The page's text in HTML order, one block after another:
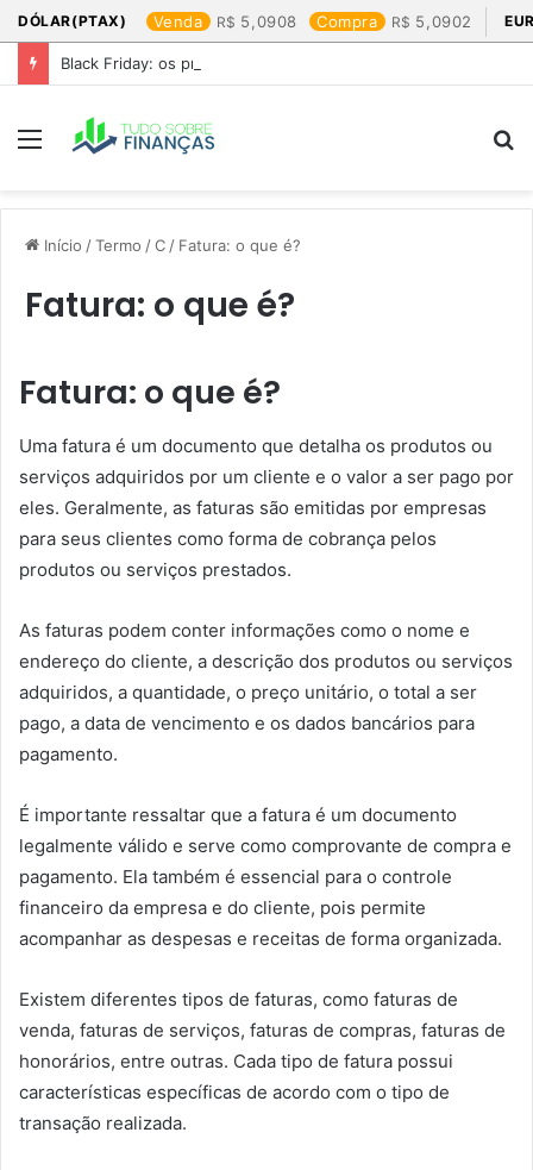
DÓLAR(PTAX) Venda 5,0908 Compra 5,0902
Black Friday: os produtos que mais valem a pena
Menu
Início /Termo /C / Fatura: o que é?
Fatura: o que é?
Fatura: o que é?
Uma fatura é um documento que detalha os produtos ou
serviços adquiridos por um cliente e o valor a ser pago por
eles. Geralmente, as faturas são emitidas por empresas
para seus clientes como forma de cobrança pelos
produtos ou serviços prestados.
As faturas podem conter informações como o nome e
endereço do cliente, a descrição dos produtos ou serviços
adquiridos, a quantidade, o preço unitário, o total a ser
pago, a data de vencimento e os dados bancários para
pagamento.
É importante ressaltar que a fatura é um documento
legalmente válido e serve como comprovante de compra e
pagamento. Ela também é essencial para o controle
financeiro da empresa e do cliente, pois permite
acompanhar as despesas e receitas de forma organizada.
Existem diferentes tipos de faturas, como faturas de
venda, faturas de serviços, faturas de compras, faturas de
honorários, entre outras. Cada tipo de fatura possui
características específicas de acordo com o tipo de
transação realizada.